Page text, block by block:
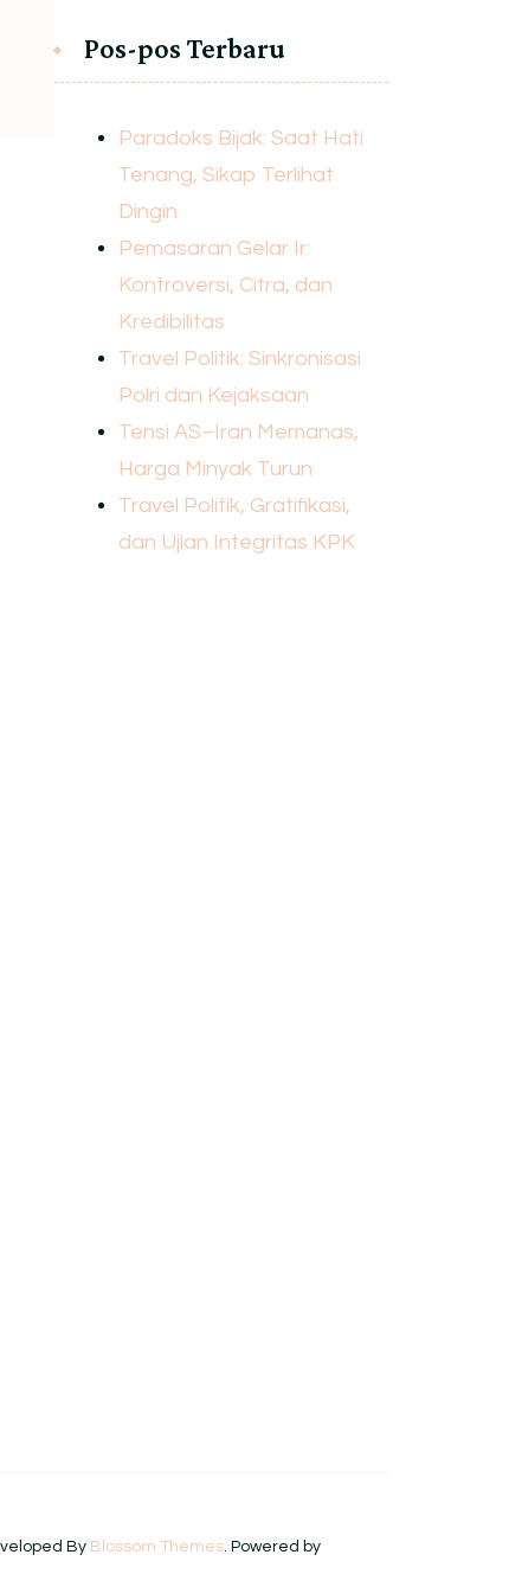
Pos-pos Terbaru
Paradoks Bijak: Saat Hati
Tenang, Sikap Terlihat
Dingin
Pemasaran Gelar Ir:
Kontroversi, Citra, dan
Kredibilitas
Travel Politik: Sinkronisasi
Polri dan Kejaksaan
Tensi AS–Iran Memanas,
Harga Minyak Turun
Travel Politik, Gratifikasi,
dan Ujian Integritas KPK
By Blossom Themes. Powered by